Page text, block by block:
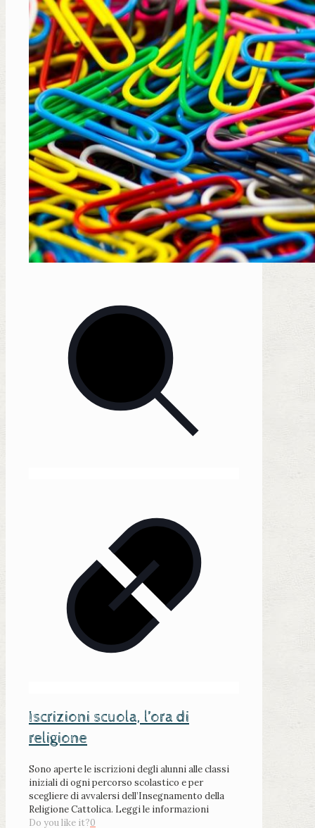
Iscrizioni scuola, l’ora di
religione
Sono aperte le iscrizioni degli alunni alle classi
iniziali di ogni percorso scolastico e per
scegliere di avvalersi dell’Insegnamento della
Religione Cattolica. Leggi le informazioni
Do you like it?0